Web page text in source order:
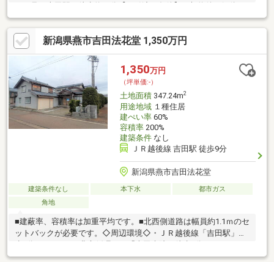
地渡し・令和９年度に前面道路へ下水道本管が敷設予定（市の予
算状況により時期が変動する可能性有） 宅内マス設置時には負
担金15万円が必要※令和９年度時点で市へ要確認・令和８年度中
に建築を行う場合は合併浄化槽の設置が必要 ただし下水道整備
後は浄化槽の撤去または廃止が必要－物件の特徴－・国道１１６
号線までお車約３分！・前面道路は広々７．７ｍで、お車の出し
入れも楽々♪
新潟県燕市吉田法花堂 1,350万円
1,350万円
（坪単価:-）
土地面積347.24m2
用途地域１種住居
建ぺい率60%
容積率200%
建築条件なし
ＪＲ越後線 吉田駅 徒歩9分
新潟県燕市吉田法花堂
建築条件なし 本下水
都市ガス
角地
■建蔽率、容積率は加重平均です。■北西側道路は幅員約1.1ｍのセ
ットバックが必要です。◇周辺環境◇・ＪＲ越後線「吉田駅」徒
歩9分（700ｍ）・燕市循環バス「吉田病院」徒歩3分（200ｍ）・
吉田南小学校まで1400ｍ、吉田中学校まで2000ｍ・原信徒歩12分